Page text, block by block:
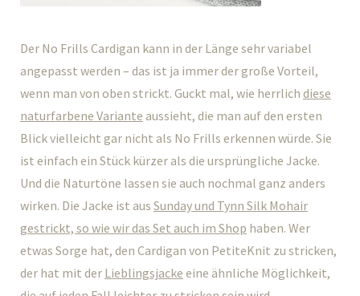
Der No Frills Cardigan kann in der Länge sehr variabel
angepasst werden – das ist ja immer der große Vorteil,
wenn man von oben strickt. Guckt mal, wie herrlich diese
naturfarbene Variante aussieht, die man auf den ersten
Blick vielleicht gar nicht als No Frills erkennen würde. Sie
ist einfach ein Stück kürzer als die ursprüngliche Jacke.
Und die Naturtöne lassen sie auch nochmal ganz anders
wirken. Die Jacke ist aus Sunday und Tynn Silk Mohair
gestrickt, so wie wir das Set auch im Shop haben. Wer
etwas Sorge hat, den Cardigan von PetiteKnit zu stricken,
der hat mit der Lieblingsjacke eine ähnliche Möglichkeit,